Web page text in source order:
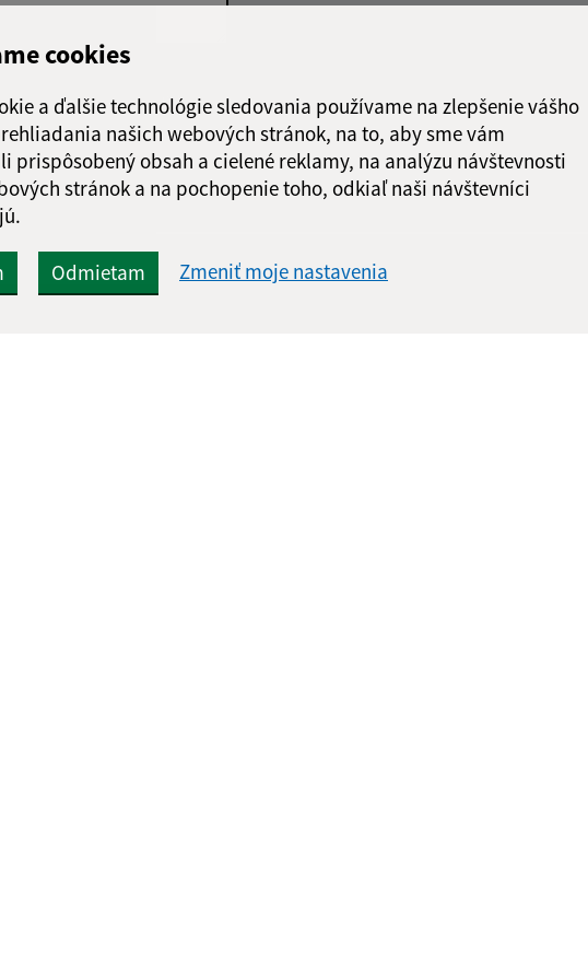
cookies
a ďalšie technológie sledovania používame na zlepšenie vášho
našich webových stránok, na to, aby sme vám
prispôsobený obsah a cielené reklamy, na analýzu návštevnosti
stránok a na pochopenie toho, odkiaľ naši návštevníci
Odmietam Zmeniť moje nastavenia
Odoslať správu